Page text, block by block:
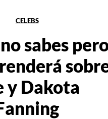
CELEBS
sabes
y Dakota